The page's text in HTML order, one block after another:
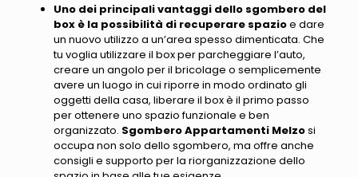
Uno dei principali vantaggi dello sgombero del
box è la possibilità di recuperare spazioe dare
un nuovo utilizzo a un’area spesso dimenticata. Che
tu voglia utilizzare il box per parcheggiare l’auto,
creare un angolo per il bricolage o semplicemente
avere un luogo in cui riporre in modo ordinato gli
oggetti della casa, liberare il box è il primo passo
per ottenere uno spazio funzionale e ben
organizzato. Sgombero Appartamenti Melzosi
occupa non solo dello sgombero, ma offre anche
consigli e supporto per la riorganizzazione dello